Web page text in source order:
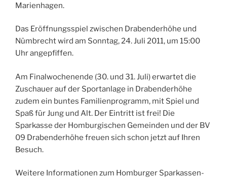
Marienhagen.
Das Eröffnungsspiel zwischen Drabenderhöhe und
Nümbrecht wird am Sonntag, 24. Juli 2011, um 15:00
Uhr angepfiffen.
Am Finalwochenende (30. und 31. Juli) erwartet die
Zuschauer auf der Sportanlage in Drabenderhöhe
zudem ein buntes Familienprogramm, mit Spiel und
Spaß für Jung und Alt. Der Eintritt ist frei! Die
Sparkasse der Homburgischen Gemeinden und der BV
09 Drabenderhöhe freuen sich schon jetzt auf Ihren
Besuch.
Weitere Informationen zum Homburger Sparkassen-